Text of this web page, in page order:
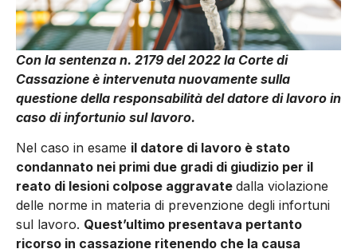
Con la sentenza n. 2179 del 2022 la Corte di
Cassazione è intervenuta nuovamente sulla
questione della responsabilità del datore di lavoro in
caso di infortunio sul lavoro.
Nel caso in esame il datore di lavoro è stato
condannato nei primi due gradi di giudizio per il
reato di lesioni colpose aggravate dalla violazione
delle norme in materia di prevenzione degli infortuni
sul lavoro. Quest’ultimo presentava pertanto
ricorso in cassazione ritenendo che la causa